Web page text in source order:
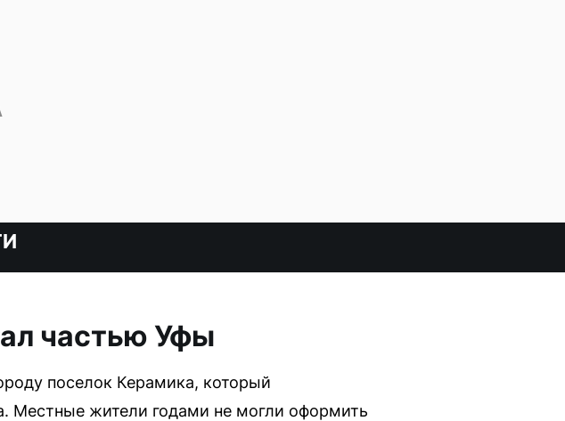
частью Уфы
поселок Керамика, который
Местные жители годами не могли оформить